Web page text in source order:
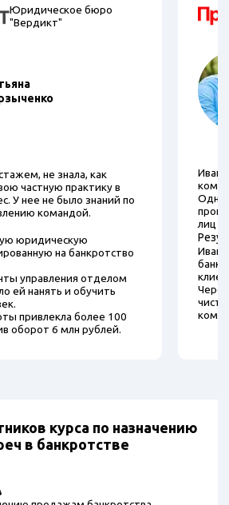
Юридическое бюро
"Вердикт"
не знала, как
частную практику в
У нее не было знаний по
командой.
юридическую
на банкротство
управления отделом
ей нанять и обучить
привлекла более 100
оборот 6 млн рублей.
Иван
лиц и
Иван
курса по назначению
в банкротстве